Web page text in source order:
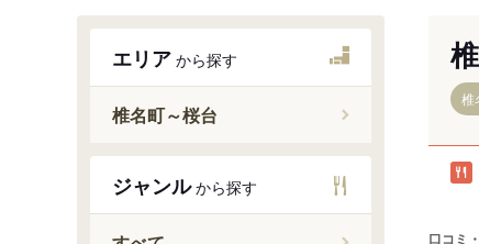
エリア から探す
椎名町～桜台
落合
椎名町
ジャンルから探す
椎
口コミ